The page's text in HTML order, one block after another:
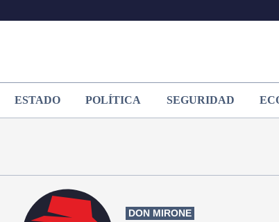
ESTADO POLÍTICA SEGURIDAD
DON MIRONE